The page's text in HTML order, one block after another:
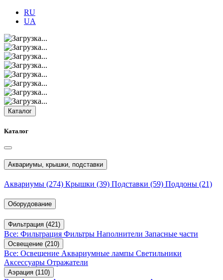
RU
UA
Каталог
Каталог
Аквариумы, крышки, подставки
Аквариумы (274) Крышки (39) Подставки (59) Поддоны (21)
Оборудование
Фильтрация (421)
Все: Фильтрация Фильтры Наполнители Запасные части
Освещение (210)
Все: Освещение Аквариумные лампы Светильники
Аксессуары Отражатели
Аэрация (110)